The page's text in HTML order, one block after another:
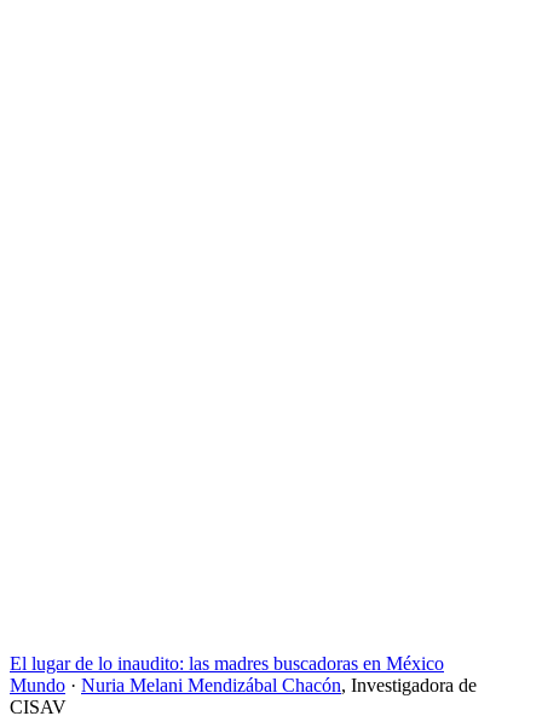
El lugar de lo inaudito: las madres buscadoras en México
Mundo · Nuria Melani Mendizábal Chacón, Investigadora de
CISAV